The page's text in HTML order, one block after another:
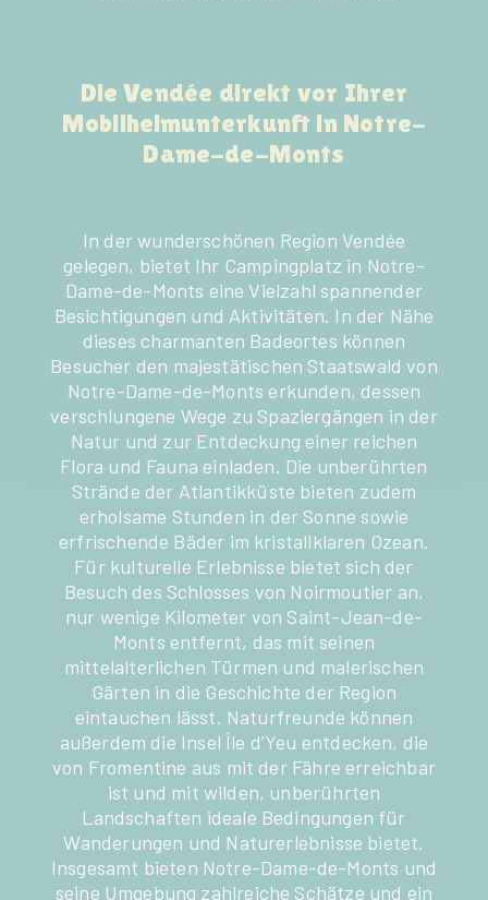
Die Vendée direkt vor Ihrer
Mobilheimunterkunft in Notre-
Dame-de-Monts
In der wunderschönen Region Vendée
gelegen, bietet Ihr Campingplatz in Notre-
Dame-de-Monts eine Vielzahl spannender
Besichtigungen und Aktivitäten. In der Nähe
dieses charmanten Badeortes können
Besucher den majestätischen Staatswald von
Notre-Dame-de-Monts erkunden, dessen
verschlungene Wege zu Spaziergängen in der
Natur und zur Entdeckung einer reichen
Flora und Fauna einladen. Die unberührten
Strände der Atlantikküste bieten zudem
erholsame Stunden in der Sonne sowie
erfrischende Bäder im kristallklaren Ozean.
Für kulturelle Erlebnisse bietet sich der
Besuch des Schlosses von Noirmoutier an,
nur wenige Kilometer von Saint-Jean-de-
Monts entfernt, das mit seinen
mittelalterlichen Türmen und malerischen
Gärten in die Geschichte der Region
eintauchen lässt. Naturfreunde können
außerdem die Insel Île d’Yeu entdecken, die
von Fromentine aus mit der Fähre erreichbar
ist und mit wilden, unberührten
Landschaften ideale Bedingungen für
Wanderungen und Naturerlebnisse bietet.
Insgesamt bieten Notre-Dame-de-Monts und
seine Umgebung zahlreiche Schätze und ein